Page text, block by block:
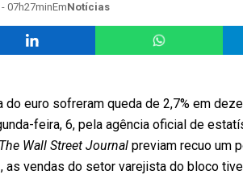
07h27minEmNotícias
do euro sofreram queda de 2,7% em
feira, 6, pela agência oficial de
The Wall Street Journal previam recuo um
as vendas do setor varejista do bloco